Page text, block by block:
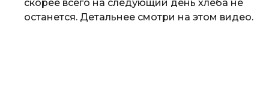
скорее всего на следующий день хлеба не
останется. Детальнее смотри на этом видео.